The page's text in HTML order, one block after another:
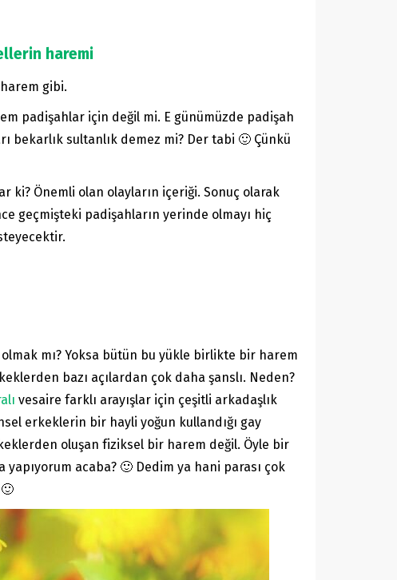
haremi
gibi.
padişahlar için değil mi. E günümüzde padişah
bekarlık sultanlık demez mi? Der tabi 🙂 Çünkü
ki? Önemli olan olayların içeriği. Sonuç olarak
geçmişteki padişahların yerinde olmayı hiç
mı? Yoksa bütün bu yükle birlikte bir harem
bazı açılardan çok daha şanslı. Neden?
vesaire farklı arayışlar için çeşitli arkadaşlık
erkeklerin bir hayli yoğun kullandığı gay
oluşan fiziksel bir harem değil. Öyle bir
acaba? 🙂 Dedim ya hani parası çok